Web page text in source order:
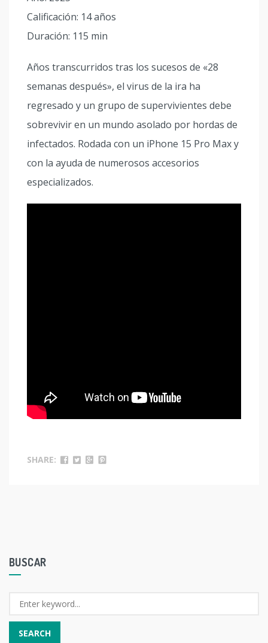
Calificación: 14 años
Duración: 115 min
Años transcurridos tras los sucesos de «28
semanas después», el virus de la ira ha
regresado y un grupo de supervivientes debe
sobrevivir en un mundo asolado por hordas de
infectados. Rodada con un iPhone 15 Pro Max y
con la ayuda de numerosos accesorios
especializados.
SHARE:
BUSCAR